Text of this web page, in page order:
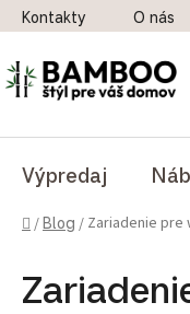
Prejsť na obsah
Kontakty O nás
Výpredaj
Domov
/Blog / Zariadenie pre